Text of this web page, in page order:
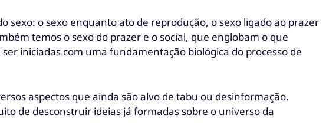
sexo: o sexo enquanto ato de reprodução, o sexo ligado ao prazer
temos o sexo do prazer e o social, que englobam o que
iniciadas com uma fundamentação biológica do processo de
aspectos que ainda são alvo de tabu ou desinformação.
de desconstruir ideias já formadas sobre o universo da